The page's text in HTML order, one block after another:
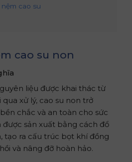
cao su
cao su non
liệu được khai thác từ
qua xử lý, cao su non trở
chắc và an toàn cho sức
được sản xuất bằng cách đổ
tạo ra cấu trúc bọt khí đồng
và nâng đỡ hoàn hảo.